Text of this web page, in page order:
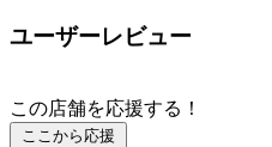
ユーザーレビュー
この店舗を応援する！
ここから応援